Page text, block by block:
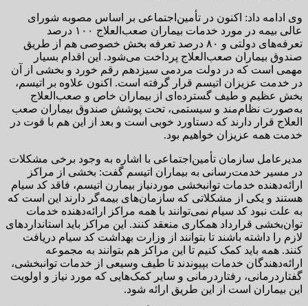
وی ادامه داد: اکنون در تأمین‌اجتماعی بر اساس مصوبه شورای
عالی بیمه در مورد خدمات بیماران صعب‌العلاج ۱۰۰ درصد
تعرفه‌های دولتی و ۸۰ درصد تعرفه بخش خصوصی هم از طریق
صندوق بیماران صعب‌العلاج پرداخت می‌شود. این اقدام بسیار
مهمی است که در دولت مردمی سیزدهم رقم خورد و بخشی از آن
در خدمت عزیزان اتیسم قرار گرفته است. اکنون علاوه بر اتیسم،
بخش عظیم و طیف گسترده‌ای از بیماران خاص و صعب‌العلاج
به‌صورت نظام‌مند و سیستمی، تحت پوشش صندوق بیماران صعب
العلاج قرار دارند که دستاورد خوبی است و بعد از این هم با قوت در
خدمت همه عزیزان خواهیم بود.
مدیرعامل سازمان تأمین‌اجتماعی با اشاره به وجود برخی مشکلات
در مسیر خدمت‌رسانی به بیماران اتیسم گفت: بخشی از مراکز
ارائه‌دهنده خدمات توانبخشی موردنیاز بیمارن اتیسم، فاقد کد سیام
هستند و یکی از مشکلاتی که سازمان‌های بیمه‌گر دارند این است که
به علت نبود کد سیام نمی‌توانند با همه مراکز ارائه‌دهنده خدمات
توان‌بخشی قرارداد همکاری منعقد کنند. این مراکز باید استانداردهای
لازم را داشته باشند تا بتوانند از وزارت بهداشت کد سیام دریافت
کنند. همه باید کمک کنیم تا این مراکز هم بتوانند به مجموعه
ارائه‌دهندگان خدمات بپیوندند تا طیف وسیعی از خدمات توانبخشی،
گفتاردرمانی، رفتاردرمانی و سایر کمک‌هایی که مورد نیاز و اولویت
این بیماران است از این طریق ارائه شود.